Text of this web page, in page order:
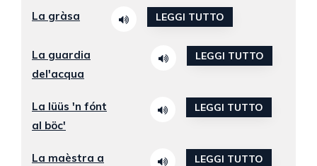
La gràsa LEGGI TUTTO
La guardia
del'acqua
LEGGI TUTTO
La lüüs 'n fónt
al böc'
LEGGI TUTTO
La maèstra a
LEGGI TUTTO